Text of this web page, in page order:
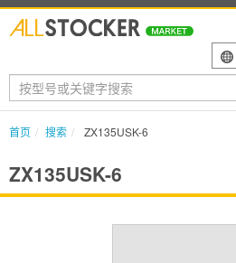
首页 搜索 ZX135USK-6
ZX135USK-6